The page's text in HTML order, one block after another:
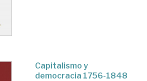
Capitalismo y
democracia 1756-1848